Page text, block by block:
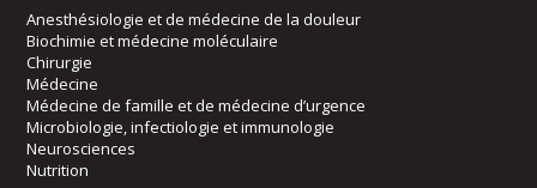
Anesthésiologie et de médecine de la douleur
Biochimie et médecine moléculaire
Chirurgie
Médecine
Médecine de famille et de médecine d’urgence
Microbiologie, infectiologie et immunologie
Neurosciences
Nutrition